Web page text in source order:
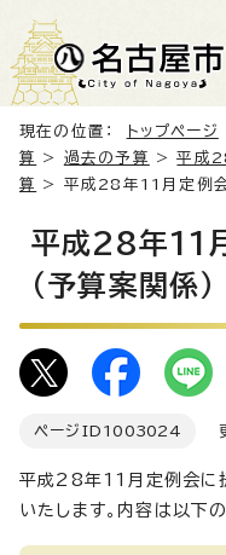
現在の位置： トップページ
算
> 過去の予算 >平成
算
> 平成28年11月定例会
平成28年11
（予算案関係）
ページID 1003024
平成28年11月定例会に
いたします。内容は以下の